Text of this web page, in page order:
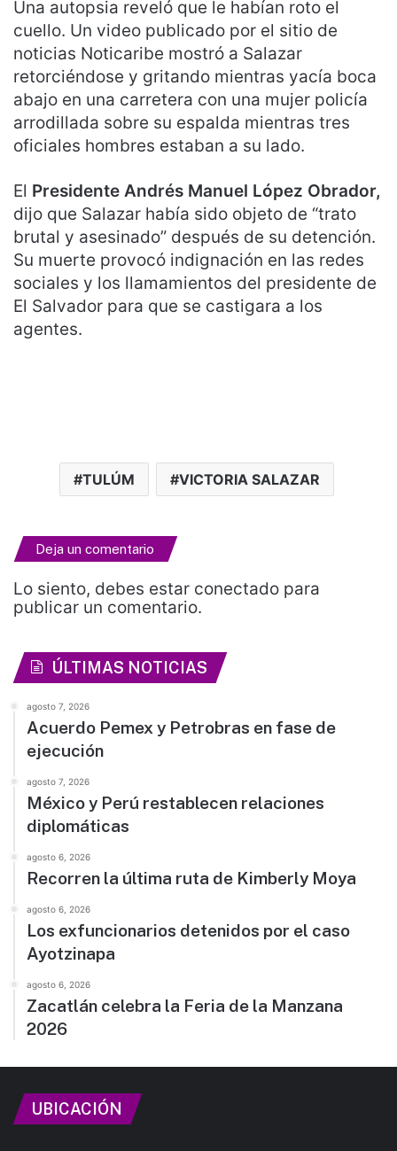
Una autopsia reveló que le habían roto el
cuello. Un video publicado por el sitio de
noticias Noticaribe mostró a Salazar
retorciéndose y gritando mientras yacía boca
abajo en una carretera con una mujer policía
arrodillada sobre su espalda mientras tres
oficiales hombres estaban a su lado.
El Presidente Andrés Manuel López Obrador,
dijo que Salazar había sido objeto de “trato
brutal y asesinado” después de su detención.
Su muerte provocó indignación en las redes
sociales y los llamamientos del presidente de
El Salvador para que se castigara a los
agentes.
TULÚM VICTORIA SALAZAR
Deja un comentario
Lo siento, debes estar conectado para
publicar un comentario.
ÚLTIMAS NOTICIAS
agosto 7, 2026
Acuerdo Pemex y Petrobras en fase de
ejecución
agosto 7, 2026
México y Perú restablecen relaciones
diplomáticas
agosto 6, 2026
Recorren la última ruta de Kimberly Moya
agosto 6, 2026
Los exfuncionarios detenidos por el caso
Ayotzinapa
agosto 6, 2026
Zacatlán celebra la Feria de la Manzana
2026
UBICACIÓN